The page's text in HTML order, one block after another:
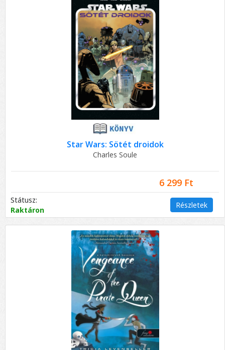
Star Wars: Sötét droidok
Charles Soule
6 299 Ft
Státusz:
Raktáron
Részletek